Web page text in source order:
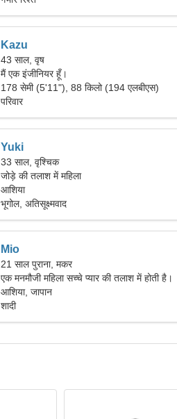
Kazu
43 साल, वृष
मैं एक इंजीनियर हूँ।
178 सेमी (5'11"), 88 किलो (194 एलबीएस)
परिवार
Yuki
33 साल, वृश्चिक
जोड़े की तलाश में महिला
आशिया
भूगोल, अतिसूक्ष्मवाद
Mio
21 साल पुराना, मकर
एक मनमौजी महिला सच्चे प्यार की तलाश में होती है।
आशिया, जापान
शादी